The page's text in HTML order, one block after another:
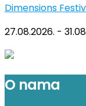
Dimensions
27.08.2026. -
O nama